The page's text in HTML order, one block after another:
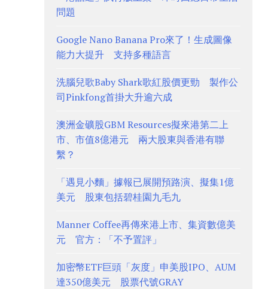
問題
Google Nano Banana Pro來了！生成圖像
能力大提升 支持多種語言
洗腦兒歌Baby Shark歌紅股價更勁 製作公
司Pinkfong首掛大升逾六成
澳洲金礦股GBM Resources擬來港第二上
市、市值8億港元 兩大股東與香港有聯
繫？
「遇見小麵」據報已展開預路演、擬集1億
美元 股東包括碧桂園九毛九
Manner Coffee再傳來港上市、集資數億美
元 官方：「不予置評」
加密幣ETF巨頭「灰度」申美股IPO、AUM
達350億美元 股票代號GRAY